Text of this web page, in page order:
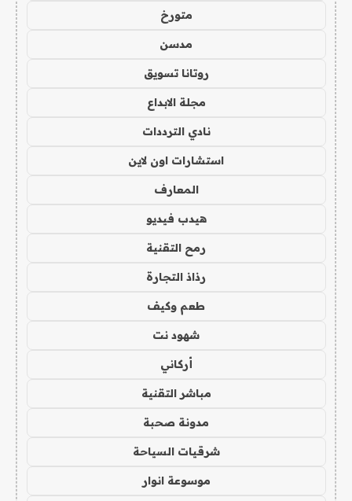
متورخ
مدسن
روتانا تسويق
مجلة الابداع
نادي الترددات
استشارات اون لاين
المعارف
هيدب فيديو
رمح التقنية
رذاذ التجارة
طعم وكيف
شهود نت
أركاني
مباشر التقنية
مدونة صحبة
شرقيات السياحة
موسوعة انوار